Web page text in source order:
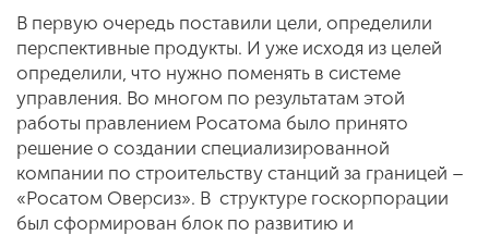
В первую очередь поставили цели, определили
перспективные продукты. И уже исходя из целей
определили, что нужно поменять в системе
управления. Во многом по результатам этой
работы правлением Росатома было принято
решение о создании специализированной
компании по строительству станций за границей –
«Росатом Оверсиз». В структуре госкорпорации
был сформирован блок по развитию и